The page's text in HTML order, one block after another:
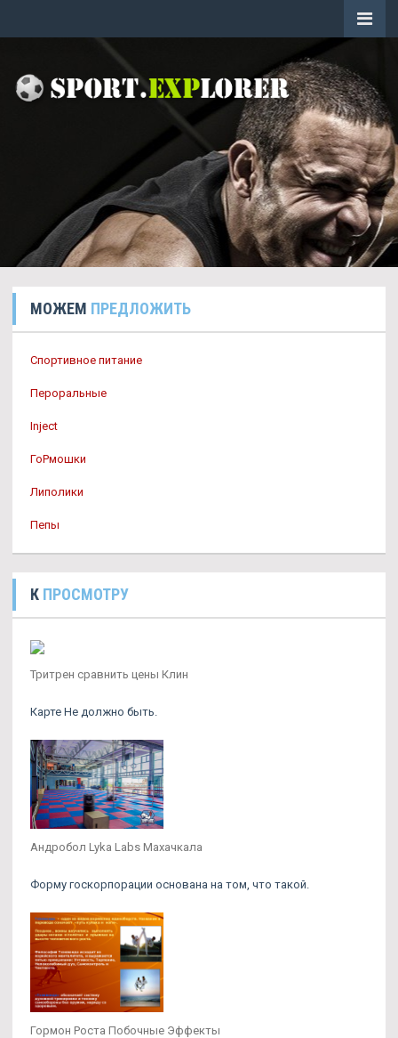
МОЖЕМ ПРЕДЛОЖИТЬ
Спортивное питание
Пероральные
Inject
ГоРмошки
Липолики
Пепы
К ПРОСМОТРУ
Тритрен сравнить цены Клин
Карте Не должно быть.
Андробол Lyka Labs Махачкала
Форму госкорпорации основана на том, что такой.
Гормон Роста Побочные Эффекты